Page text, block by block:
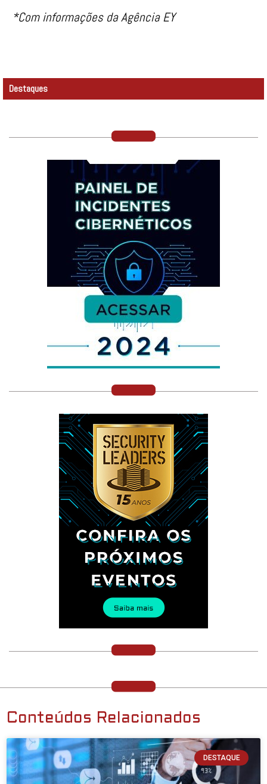
*Com informações da Agência EY
Destaques
Conteúdos Relacionados
DESTAQUE